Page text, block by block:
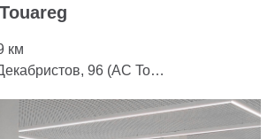
км
96 (АС Toyota)